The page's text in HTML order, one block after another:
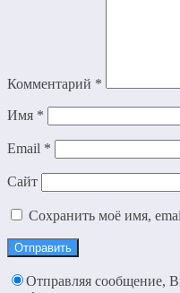
Комментарий *
Имя *
Email *
Сайт
Сохранить моё имя,
Отправляя сообщение,